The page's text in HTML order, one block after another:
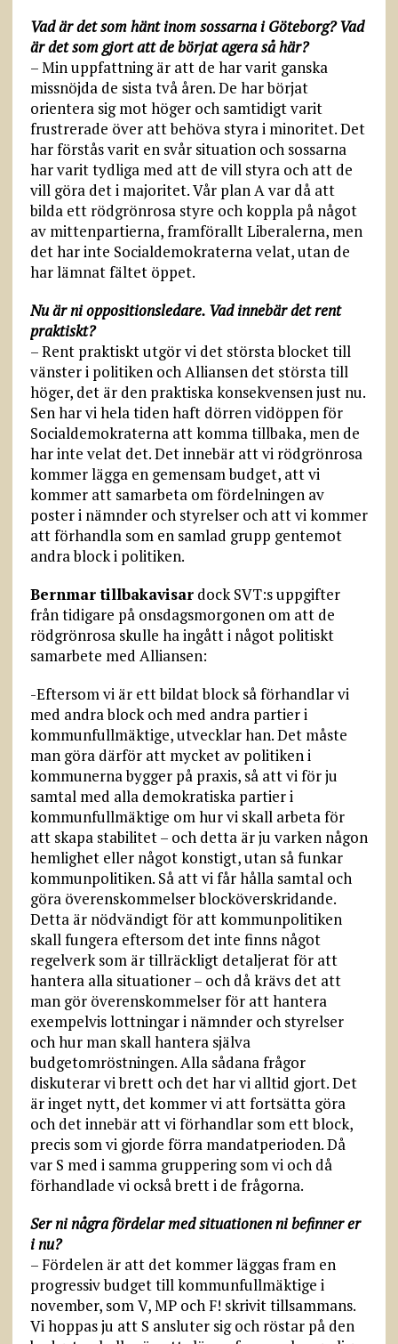
Vad är det som hänt inom sossarna i Göteborg? Vad
är det som gjort att de börjat agera så här?
– Min uppfattning är att de har varit ganska
missnöjda de sista två åren. De har börjat
orientera sig mot höger och samtidigt varit
frustrerade över att behöva styra i minoritet. Det
har förstås varit en svår situation och sossarna
har varit tydliga med att de vill styra och att de
vill göra det i majoritet. Vår plan A var då att
bilda ett rödgrönrosa styre och koppla på något
av mittenpartierna, framförallt Liberalerna, men
det har inte Socialdemokraterna velat, utan de
har lämnat fältet öppet.
Nu är ni oppositionsledare. Vad innebär det rent
praktiskt?
– Rent praktiskt utgör vi det största blocket till
vänster i politiken och Alliansen det största till
höger, det är den praktiska konsekvensen just nu.
Sen har vi hela tiden haft dörren vidöppen för
Socialdemokraterna att komma tillbaka, men de
har inte velat det. Det innebär att vi rödgrönrosa
kommer lägga en gemensam budget, att vi
kommer att samarbeta om fördelningen av
poster i nämnder och styrelser och att vi kommer
att förhandla som en samlad grupp gentemot
andra block i politiken.
Bernmar tillbakavisardock SVT:s uppgifter
från tidigare på onsdagsmorgonen om att de
rödgrönrosa skulle ha ingått i något politiskt
samarbete med Alliansen:
-Eftersom vi är ett bildat block så förhandlar vi
med andra block och med andra partier i
kommunfullmäktige, utvecklar han. Det måste
man göra därför att mycket av politiken i
kommunerna bygger på praxis, så att vi för ju
samtal med alla demokratiska partier i
kommunfullmäktige om hur vi skall arbeta för
att skapa stabilitet – och detta är ju varken någon
hemlighet eller något konstigt, utan så funkar
kommunpolitiken. Så att vi får hålla samtal och
göra överenskommelser blocköverskridande.
Detta är nödvändigt för att kommunpolitiken
skall fungera eftersom det inte finns något
regelverk som är tillräckligt detaljerat för att
hantera alla situationer – och då krävs det att
man gör överenskommelser för att hantera
exempelvis lottningar i nämnder och styrelser
och hur man skall hantera själva
budgetomröstningen. Alla sådana frågor
diskuterar vi brett och det har vi alltid gjort. Det
är inget nytt, det kommer vi att fortsätta göra
och det innebär att vi förhandlar som ett block,
precis som vi gjorde förra mandatperioden. Då
var S med i samma gruppering som vi och då
förhandlade vi också brett i de frågorna.
Ser ni några fördelar med situationen ni befinner er
i nu?
– Fördelen är att det kommer läggas fram en
progressiv budget till kommunfullmäktige i
november, som V, MP och F! skrivit tillsammans.
Vi hoppas ju att S ansluter sig och röstar på den